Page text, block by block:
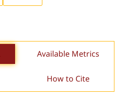
Available Metrics
How to Cite